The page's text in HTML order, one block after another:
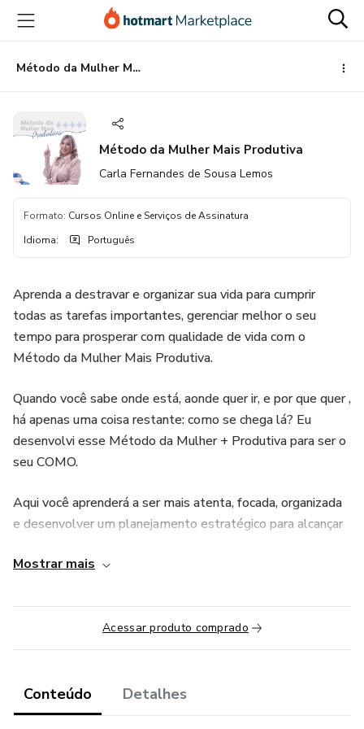
para
conteúdo
principal
para
pagamento
para
rodapé
Método da Mulher Mais Produtiva
Método da Mulher Mais Produtiva
Carla Fernandes de Sousa Lemos
Formato: Cursos Online e Serviços de Assinatura
Idioma: Português
Aprenda a destravar e organizar sua vida para cumprir
todas as tarefas importantes, gerenciar melhor o seu
tempo para prosperar com qualidade de vida com o
Método da Mulher Mais Produtiva.
Quando você sabe onde está, aonde quer ir, e por que quer ,
há apenas uma coisa restante: como se chega lá? Eu
desenvolvi esse Método da Mulher + Produtiva para ser o
seu COMO.
Aqui você aprenderá a ser mais atenta, focada, organizada
e desenvolver um planejamento estratégico para alcançar
ferramentas que te permitirão:
-Conhecer seus ladrões do tempo, para gerenciá-lo melhor.
-Ter clareza de como está seu nível de satisfação em
todas as áreas de sua vida;
Mostrar mais
Acessar produto comprado
Conteúdo Detalhes